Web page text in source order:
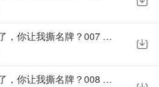
娱乐：我都SSS级了，你让我撕名牌？007 温馨的家
娱乐：我都SSS级了，你让我撕名牌？008 小诚的早餐